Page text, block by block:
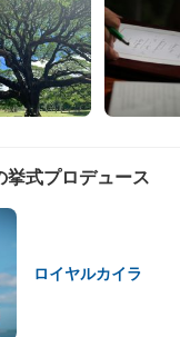
挙式プロデュース
ロイヤルカイラ